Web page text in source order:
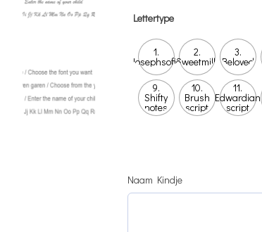
Lettertype
1.
Josephsofia
2.
Sweetmilk
3.
Beloved
9.
Shifty
notes
10.
Brush
script
11.
Edwardian
script
Naam Kindje